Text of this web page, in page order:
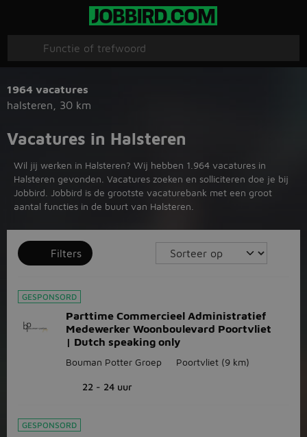
1964 vacatures
halsteren
30 km
Vacatures in Halsteren
Wil jij werken in Halsteren? Wij hebben 1.964 vacatures in
Halsteren gevonden. Vacatures zoeken en solliciteren doe je bij
Jobbird. Jobbird is de grootste vacaturebank met een groot
aantal functies in de buurt van Halsteren.
Filters
GESPONSORD
Parttime Commercieel Administratief
Medewerker Woonboulevard Poortvliet
| Dutch speaking only
Bouman Potter Groep Poortvliet (9 km)
22 - 24 uur
GESPONSORD